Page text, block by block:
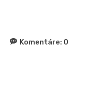
Komentáre: 0